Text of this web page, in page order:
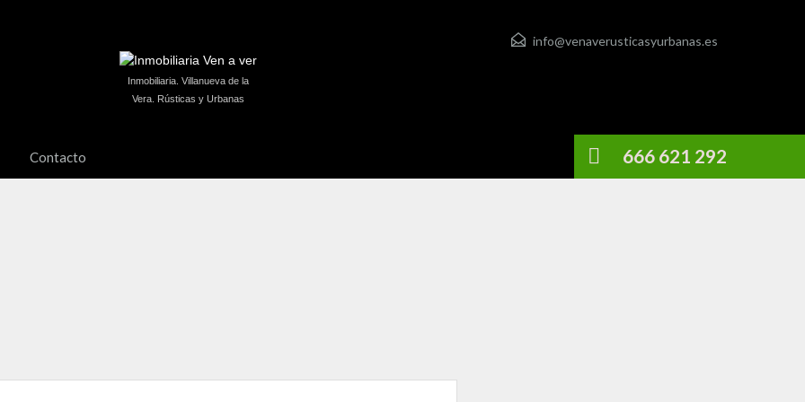
info@venaverusticasyurbanas.es
Inmobiliaria. Villanueva de la
Vera. Rústicas y Urbanas
Contacto 666 621 292